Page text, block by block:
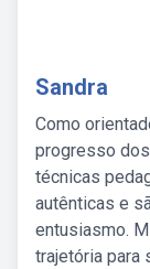
Sandra
Como
progresso
técnicas
autênticas e
entusiasmo.
trajetória para